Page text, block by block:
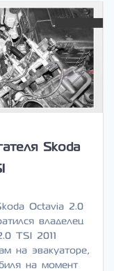
Skoda
Octavia 2.0
владелец
TSI 2011
на эвакуаторе,
на момент